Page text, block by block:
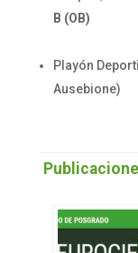
B (OB)
Playón
Ausebione)